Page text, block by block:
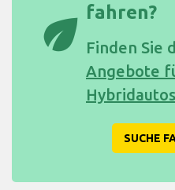
eco fahren?
Finden Sie
Angebote
SUCHE